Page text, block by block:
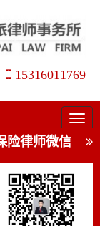
15316011769
菜
单
险律师微信